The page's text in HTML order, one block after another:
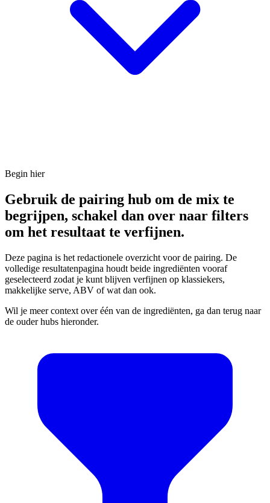
Begin hier
Gebruik de pairing hub om de mix te
begrijpen, schakel dan over naar filters
om het resultaat te verfijnen.
Deze pagina is het redactionele overzicht voor de pairing. De
volledige resultatenpagina houdt beide ingrediënten vooraf
geselecteerd zodat je kunt blijven verfijnen op klassiekers,
makkelijke serve, ABV of wat dan ook.
Wil je meer context over één van de ingrediënten, ga dan terug naar
de ouder hubs hieronder.